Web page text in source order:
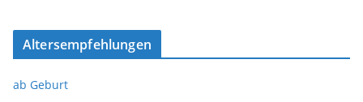
Altersempfehlungen
ab Geburt